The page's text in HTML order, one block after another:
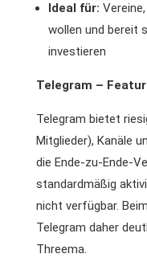
Ideal für:
wollen und bereit
investieren
Telegram –
Telegram bietet
Mitglieder), Kanäle
die Ende-zu-Ende-
standardmäßig
nicht verfügbar.
Telegram daher
Threema.